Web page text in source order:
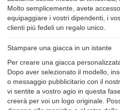
Molto semplicemente, avete
equipaggiare i vostri dipendenti, i
clienti più fedeli un regalo unico.
Stampare una giacca in un istante
Per creare una giacca
Dopo aver selezionato il modello,
o messaggio pubblicitario con il
vi sentite a vostro agio in questa
creerà per voi un logo originale.